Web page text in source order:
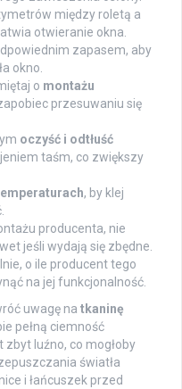
między roletą a
otwieranie okna.
zapasem, aby
okno.
o montażu
przesuwaniu się
oczyść i odtłuść
taśm, co zwiększy
, by klej
producenta, nie
jeśli wydają się zbędne.
o ile producent tego
na jej funkcjonalność.
uwagę na tkaninę
pełną ciemność
luźno, co mogłoby
światła
i łańcuszek przed